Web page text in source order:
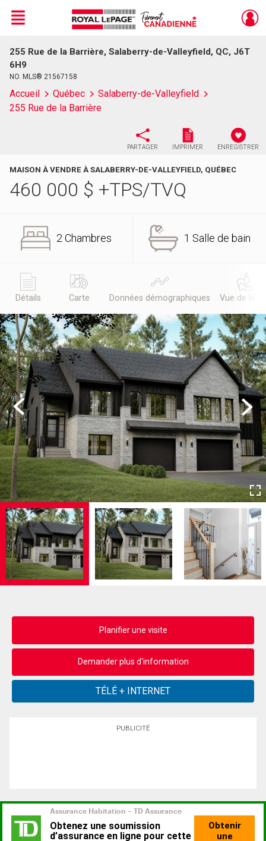
Live
En Direct
Menu
255 Rue de la Barrière, Salaberry-de-Valleyfield, QC, J6T
6H9
NO. MLS® 21567158
Accueil Québec
Salaberry-de-Valleyfield
255 Rue de la Barrière
PARTAGER IMPRIMER ENREGISTRER
MAISON À VENDRE À SALABERRY-DE-VALLEYFIELD, QUÉBEC
460 000 $ +TPS/TVQ
2 Chambres 1 Salle de bain
Détails Carte Données démographiques Vue de la
Previous Next
Planifier une visite
Demander plus d'information
PUBLICITÉ